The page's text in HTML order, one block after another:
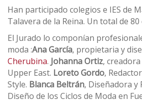
Han participado colegios e IES de
Talavera de la Reina. Un total de
El Jurado lo componían
moda :Ana García, propietaria y
Cherubina. Johanna Ortiz,
Upper East. Loreto Gordo,
Style. Blanca Beltrán, Diseñadora y
Diseño de los Ciclos de Moda en